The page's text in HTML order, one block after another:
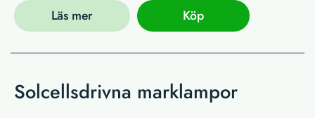
Läs mer Köp
Solcellsdrivna marklampor